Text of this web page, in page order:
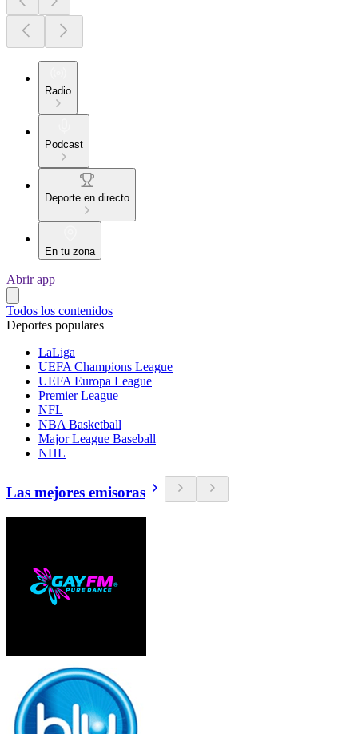
Radio
Podcast
Deporte en directo
En tu zona
Abrir app
Todos los contenidos
Deportes populares
LaLiga
UEFA Champions League
UEFA Europa League
Premier League
NFL
NBA Basketball
Major League Baseball
NHL
Las mejores emisoras